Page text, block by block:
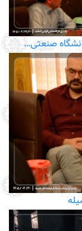
صنعتی…